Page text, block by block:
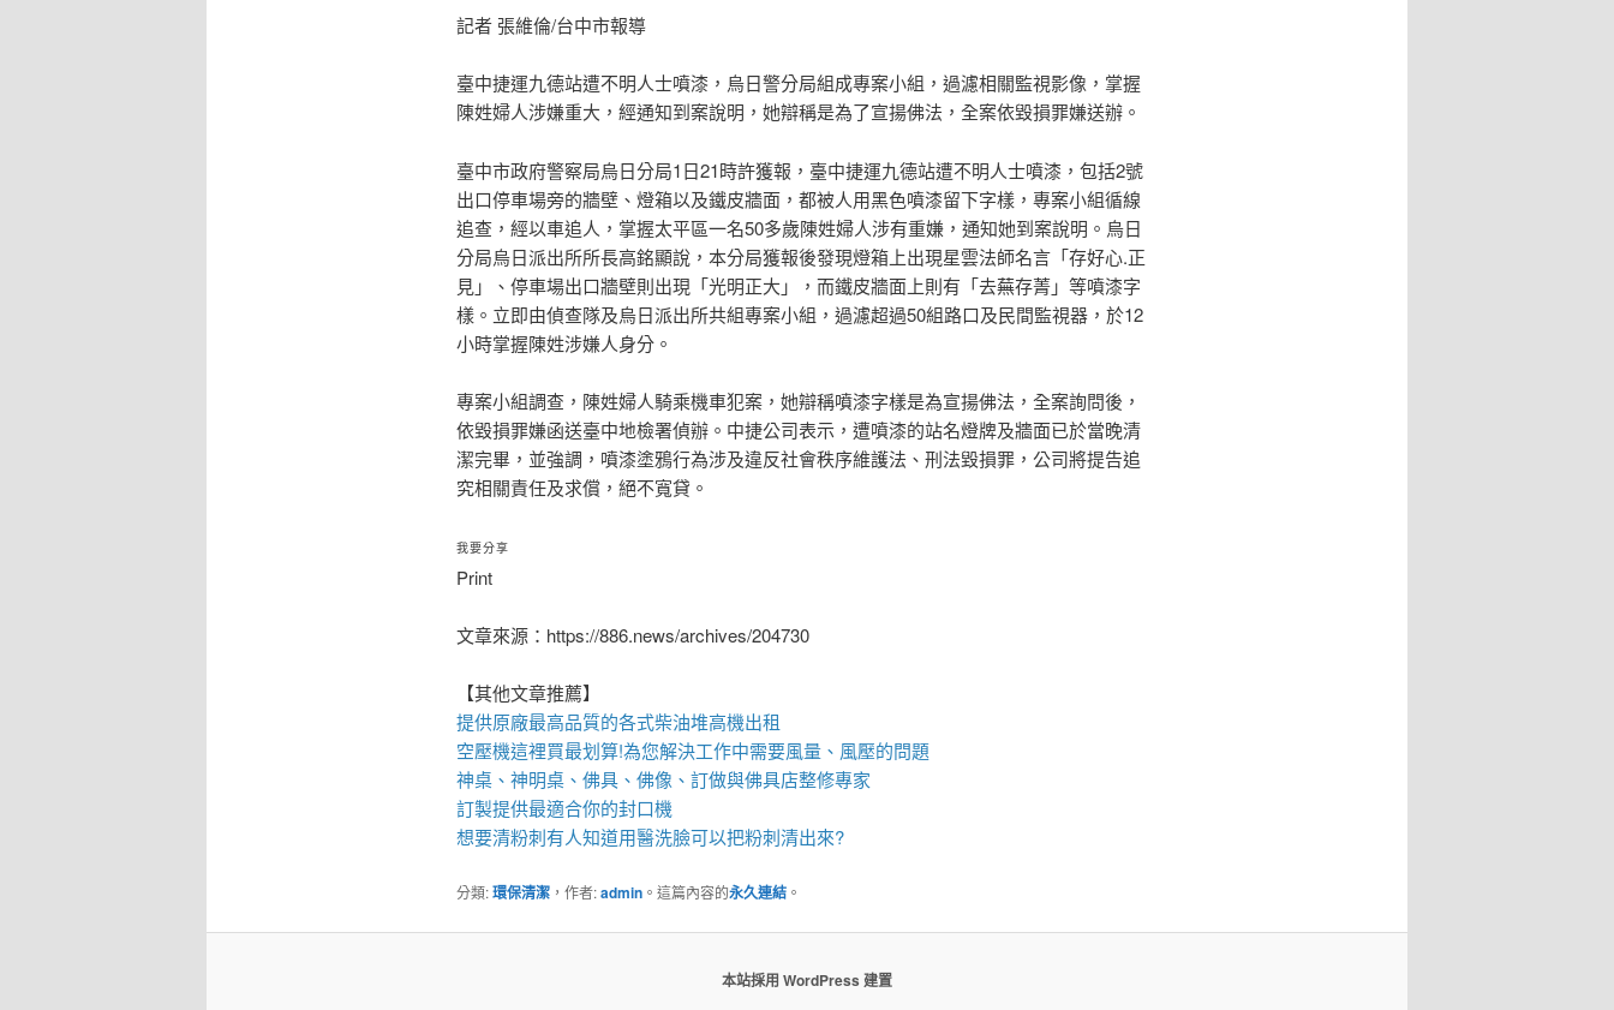
記者 張維倫/台中市報導
臺中捷運九德站遭不明人士噴漆，烏日警分局組成專案小組，過濾相關監視影像，掌握
陳姓婦人涉嫌重大，經通知到案說明，她辯稱是為了宣揚佛法，全案依毀損罪嫌送辦。
臺中市政府警察局烏日分局1日21時許獲報，臺中捷運九德站遭不明人士噴漆，包括2號
出口停車場旁的牆壁、燈箱以及鐵皮牆面，都被人用黑色噴漆留下字樣，專案小組循線
追查，經以車追人，掌握太平區一名50多歲陳姓婦人涉有重嫌，通知她到案說明。烏日
分局烏日派出所所長高銘顯說，本分局獲報後發現燈箱上出現星雲法師名言「存好心.正
見」、停車場出口牆壁則出現「光明正大」，而鐵皮牆面上則有「去蕪存菁」等噴漆字
樣。立即由偵查隊及烏日派出所共組專案小組，過濾超過50組路口及民間監視器，於12
小時掌握陳姓涉嫌人身分。
專案小組調查，陳姓婦人騎乘機車犯案，她辯稱噴漆字樣是為宣揚佛法，全案詢問後，
依毀損罪嫌函送臺中地檢署偵辦。中捷公司表示，遭噴漆的站名燈牌及牆面已於當晚清
潔完畢，並強調，噴漆塗鴉行為涉及違反社會秩序維護法、刑法毀損罪，公司將提告追
究相關責任及求償，絕不寬貸。
我要分享
Print
文章來源：https://886.news/archives/204730
【其他文章推薦】
提供原廠最高品質的各式柴油堆高機出租
空壓機這裡買最划算!為您解決工作中需要風量、風壓的問題
神桌、 神明桌、 佛具、佛像、訂做與佛具店整修專家
訂製提供最適合你的封口機
想要清粉刺有人知道用醫洗臉可以把粉刺清出來?
分類:環保清潔，作者:admin。這篇內容的永久連結。
本站採用 WordPress 建置